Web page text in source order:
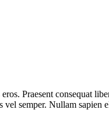
Praesent consequat
vel semper. Nullam